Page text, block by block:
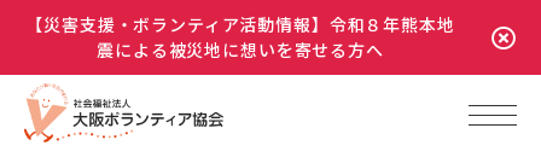
【災害支援・ボランティア活動情報】令和８年熊本地
震による被災地に想いを寄せる方へ